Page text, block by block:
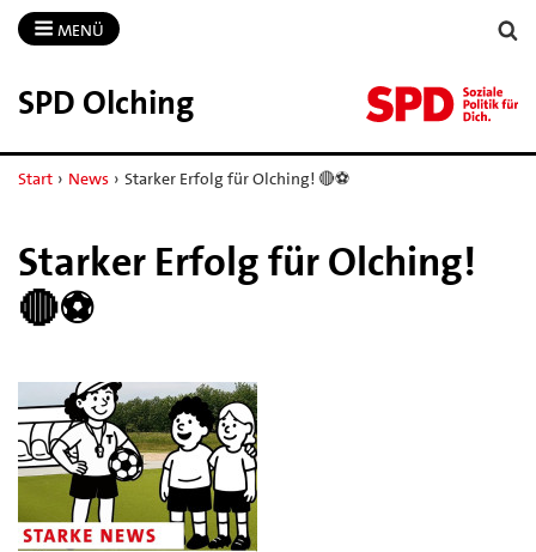
MENÜ
SPD Olching
Start › News › Starker Erfolg für Olching! 🔴⚽
Starker Erfolg für Olching!
🔴⚽